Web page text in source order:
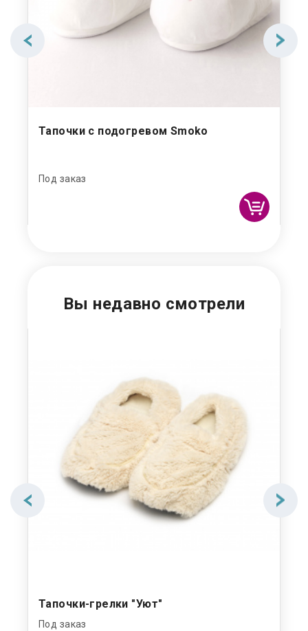
Тапочки с подогревом Smoko
Под заказ
Вы недавно смотрели
Тапочки-грелки "Уют"
Под заказ